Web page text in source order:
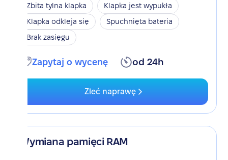
Zbita tylna klapka
Klapka jest wypukła
Klapka odkleja się
Spuchnięta bateria
Brak zasięgu
Zapytaj o wycenę od 24h
Zleć naprawę
Wymiana pamięci RAM